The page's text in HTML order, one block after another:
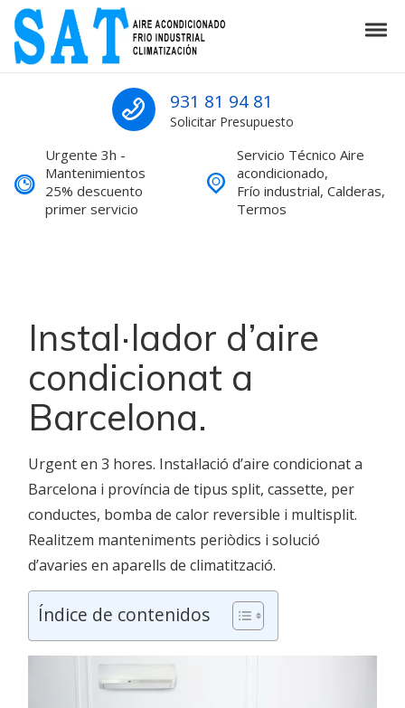
Skip to navigation
Skip to content
SAT Aire acondicionado Barcelona
SAT Aire acondicionado Barcelona Servicio Técnico
931 81 94 81
Solicitar Presupuesto
Urgente 3h -
Mantenimientos
25% descuento
primer servicio
Servicio Técnico Aire
acondicionado,
Frío industrial, Calderas,
Termos
Instal·lador d’aire
condicionat a
Barcelona.
Urgent en 3 hores. Instal·lació d’aire condicionat a
Barcelona i província de tipus split, cassette, per
conductes, bomba de calor reversible i multisplit.
Realitzem manteniments periòdics i solució
d’avaries en aparells de climatització.
Índice de contenidos